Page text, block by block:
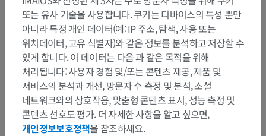
인체 해부학 2
인체 해부학 1
계통해부학> 외피 > 피부> 피부샘
하위 구조:
땀샘
또는 유사 기술을 사용합니다. 쿠키는 디바이스의 특성 뿐만
아니라 특정 개인 데이터(예: IP 주소, 탐색, 사용 또는
위치데이터, 고유 식별자)와 같은 정보를 분석하고 저장할 수
있게 합니다. 이 데이터는 다음 과 같은 목적을 위해
처리됩니다: 사용자 경험 및/또는 콘텐츠 제공, 제품 및
서비스의 분석과 개선, 방문자 수 측정 및 분석, 소셜
네트워크와의 상호작용, 맞춤형 콘텐츠 표시, 성능 측정 및
콘텐츠 선호도 평가. 더 자세한 사항을 알고 싶으면,
개인정보보호정책을 참조하세요.